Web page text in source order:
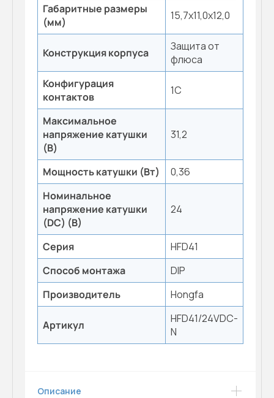
Габаритные размеры
(мм)
15,7х11,0х12,0
Конструкция корпуса
Защита от
флюса
Конфигурация
контактов
1С
Максимальное
напряжение катушки
(B)
31,2
Мощность катушки (Вт)
0,36
Номинальное
напряжение катушки
(DC) (В)
24
Серия
HFD41
Способ монтажа
DIP
Производитель
Hongfa
Артикул
HFD41/24VDC-
N
Описание